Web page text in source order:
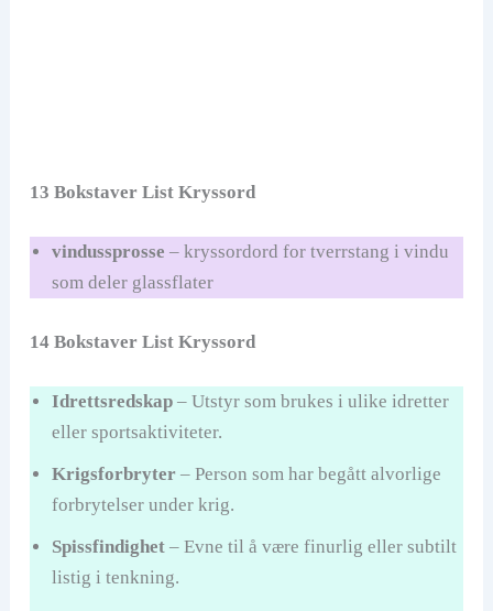
13 Bokstaver List Kryssord
vindussprosse – kryssordord for tverrstang i vindu
som deler glassflater
14 Bokstaver List Kryssord
Idrettsredskap– Utstyr som brukes i ulike idretter
eller sportsaktiviteter.
Krigsforbryter– Person som har begått alvorlige
forbrytelser under krig.
Spissfindighet– Evne til å være finurlig eller subtilt
listig i tenkning.